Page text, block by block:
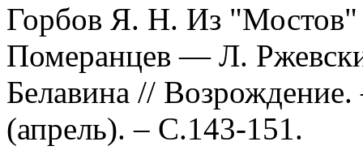
Горбов Я. Н. Из
Померанцев — Л.
Белавина //
(апрель). – С.143-151.